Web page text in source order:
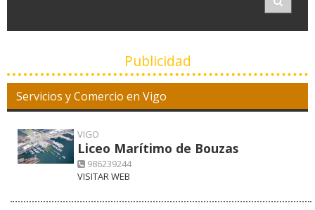
Publicidad
Servicios y Comercio en Vigo
VIGO
Liceo Marítimo de Bouzas
986239244
VISITAR WEB